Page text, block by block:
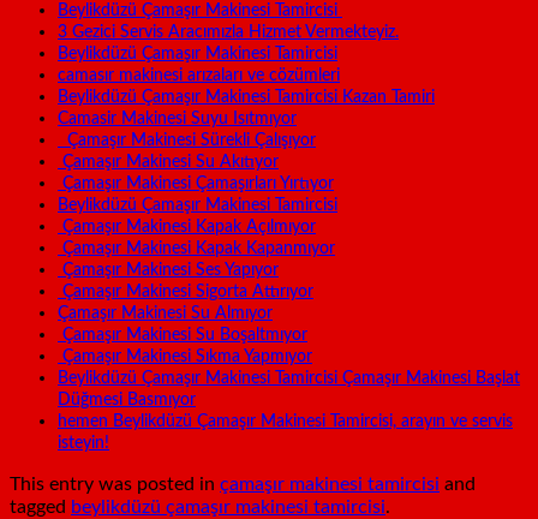
Beylikdüzü Çamaşır Makinesi Tamircisi
3 Gezici Servis Aracımızla Hizmet Vermekteyiz.
Beylikdüzü Çamaşır Makinesi Tamircisi
camasır makinesi arızaları ve cözümleri
Beylikdüzü Çamaşır Makinesi Tamircisi Kazan Tamiri
Camasir Makinesi Suyu Isıtmıyor
Çamaşır Makinesi Sürekli Çalışıyor
Çamaşır Makinesi Su Akıtıyor
Çamaşır Makinesi Çamaşırları Yırtıyor
Beylikdüzü Çamaşır Makinesi Tamircisi
Çamaşır Makinesi Kapak Açılmıyor
Çamaşır Makinesi Kapak Kapanmıyor
Çamaşır Makinesi Ses Yapıyor
Çamaşır Makinesi Sigorta Attırıyor
Çamaşır Makinesi Su Almıyor
Çamaşır Makinesi Su Boşaltmıyor
Çamaşır Makinesi Sıkma Yapmıyor
Beylikdüzü Çamaşır Makinesi Tamircisi Çamaşır Makinesi Başlat
Düğmesi Basmıyor
hemen Beylikdüzü Çamaşır Makinesi Tamircisi, arayın ve servis
isteyin!
This entry was posted in çamaşır makinesi tamircisi and
tagged beylikdüzü çamaşır makinesi tamircisi.